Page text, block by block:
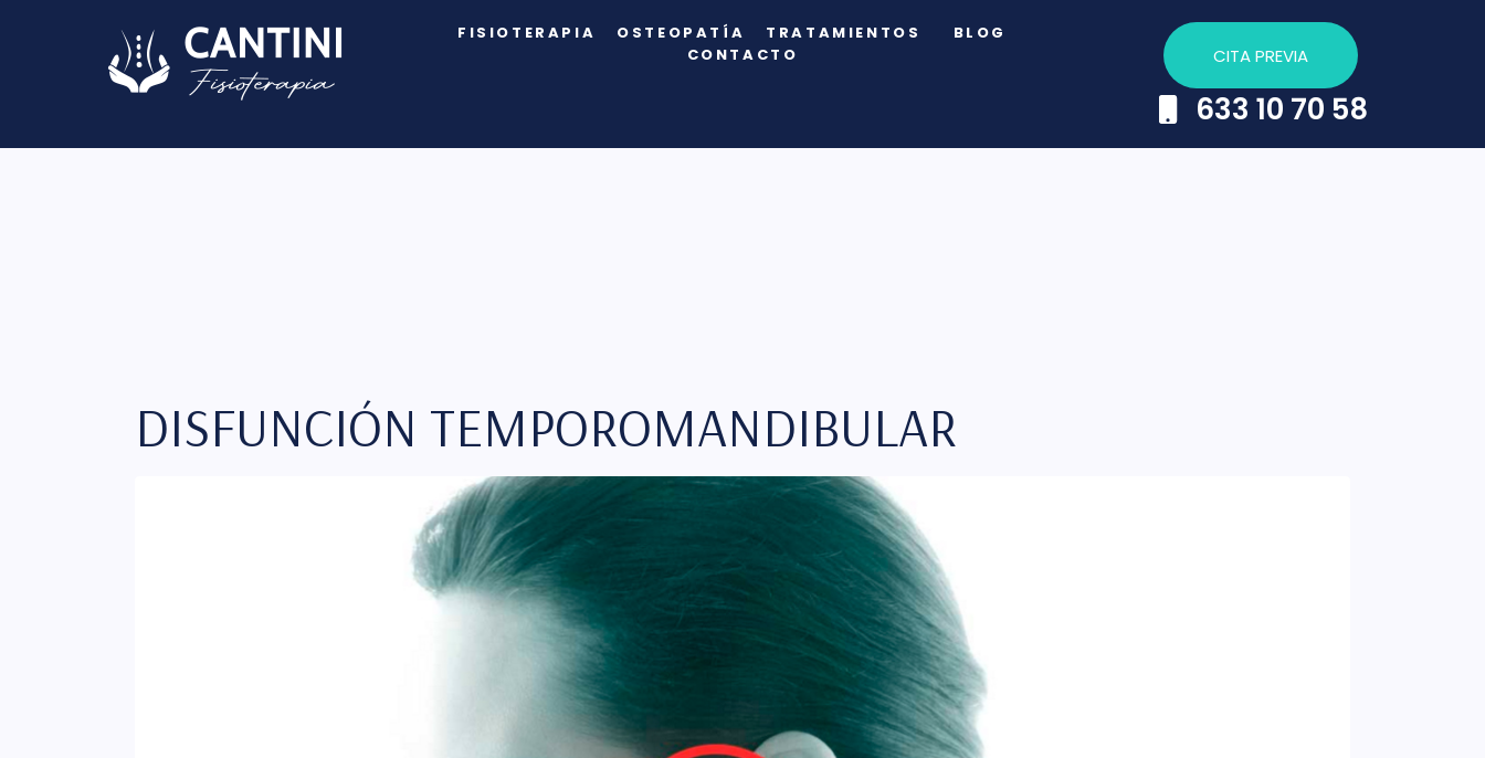
FISIOTERAPIA OSTEOPATÍA TRATAMIENTOS
BLOG
CONTACTO
CITA PREVIA
633 10 70 58
DISFUNCIÓN TEMPOROMANDIBULAR